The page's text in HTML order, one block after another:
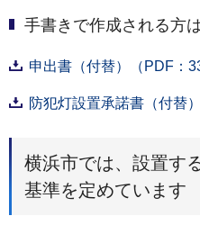
手書きで作成される方
申出書（付替）（PDF：
防犯灯設置承諾書（付替
横浜市では、設置す
基準を定めています